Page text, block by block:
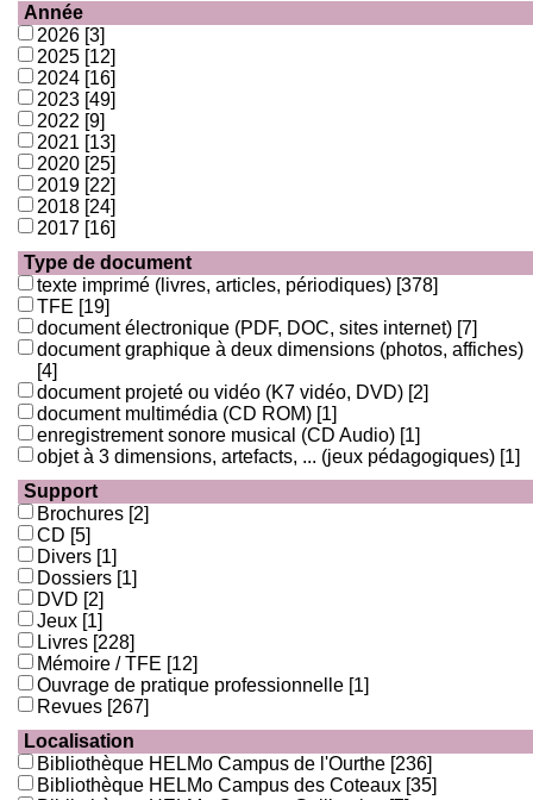
Année
2026 [3]
2025 [12]
2024 [16]
2023 [49]
2022 [9]
2021 [13]
2020 [25]
2019 [22]
2018 [24]
2017 [16]
Type de document
texte imprimé (livres, articles, périodiques) [378]
TFE [19]
document électronique (PDF, DOC, sites internet) [7]
document graphique à deux dimensions (photos, affiches)
[4]
document projeté ou vidéo (K7 vidéo, DVD) [2]
document multimédia (CD ROM) [1]
enregistrement sonore musical (CD Audio) [1]
objet à 3 dimensions, artefacts, ... (jeux pédagogiques) [1]
Support
Brochures [2]
CD [5]
Divers [1]
Dossiers [1]
DVD [2]
Jeux [1]
Livres [228]
Mémoire / TFE [12]
Ouvrage de pratique professionnelle [1]
Revues [267]
Localisation
Bibliothèque HELMo Campus de l'Ourthe [236]
Bibliothèque HELMo Campus des Coteaux [35]